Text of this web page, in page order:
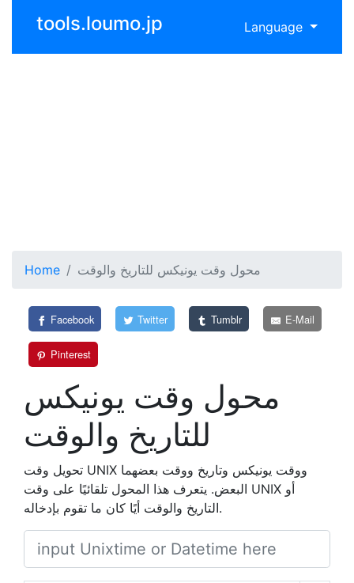
tools.loumo.jp Language
Home محول وقت يونيكس للتاريخ والوقت
Facebook Twitter Tumblr E-Mail
Pinterest
محول وقت يونيكس
للتاريخ والوقت
تحويل وقت UNIX ووقت يونيكس وتاريخ ووقت بعضهما
البعض. يتعرف هذا المحول تلقائيًا على وقت UNIX أو
التاريخ والوقت أيًا كان ما تقوم بإدخاله.